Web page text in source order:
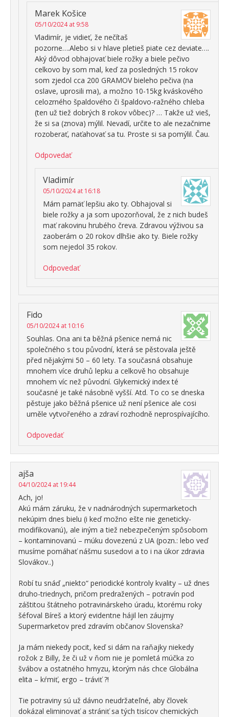
Marek Košice
05/10/2024 at 9:58
Vladimír, je vidieť, že nečítaš
pozorne….Alebo si v hlave pletieš piate cez deviate….
Aký dôvod obhajovať biele rožky a biele pečivo
celkovo by som mal, keď za posledných 15 rokov
som zjedol cca 200 GRAMOV bieleho pečiva (na
oslave, uprosili ma), a možno 10-15kg kváskového
celozrného špaldového či špaldovo-ražného chleba
(ten už tiež dobrých 8 rokov vôbec)? … Takže už vieš,
že si sa (znova) mýlil. Nevadí, určite to ale nezačnime
rozoberať, naťahovať sa tu. Proste si sa pomýlil. Čau.
Odpovedať
Vladimír
05/10/2024 at 16:18
Mám pamäť lepšiu ako ty. Obhajoval si
biele rožky a ja som upozorňoval, že z nich budeš
mať rakovinu hrubého čreva. Zdravou výživou sa
zaoberám o 20 rokov dlhšie ako ty. Biele rožky
som nejedol 35 rokov.
Odpovedať
Fido
05/10/2024 at 10:16
Souhlas. Ona ani ta běžná pšenice nemá nic
společného s tou původní, která se pěstovala ještě
před nějakými 50 – 60 lety. Ta současná obsahuje
mnohem více druhů lepku a celkově ho obsahuje
mnohem víc než původní. Glykemický index té
současné je také násobně vyšší. Atd. To co se dneska
pěstuje jako běžná pšenice už není pšenice ale cosi
uměle vytvořeného a zdraví rozhodně neprospívajícího.
Odpovedať
ajša
04/10/2024 at 19:44
Ach, jo!
Akú mám záruku, že v nadnárodných supermarketoch
nekúpim dnes bielu (i keď možno ešte nie geneticky-
modifikovanú), ale iným a tiež nebezpečeným spôsobom
– kontaminovanú – múku dovezenú z UA (pozn.: lebo veď
musíme pomáhať nášmu susedovi a to i na úkor zdravia
Slovákov..)
Robí tu snáď „niekto“ periodické kontroly kvality – už dnes
druho-triednych, pričom predražených – potravín pod
záštitou štátneho potravinárskeho úradu, ktorému roky
šéfoval Bíreš a ktorý evidentne hájil len záujmy
Supermarketov pred zdravím občanov Slovenska?
Ja mám niekedy pocit, keď si dám na raňajky niekedy
rožok z Billy, že či už v ňom nie je pomletá múčka zo
švábov a ostatného hmyzu, ktorým nás chce Globálna
elita – kŕmiť, ergo – tráviť ?!
Tie potraviny sú už dávno neudržateľné, aby človek
dokázal eliminovať a strániť sa tých tisícov chemických